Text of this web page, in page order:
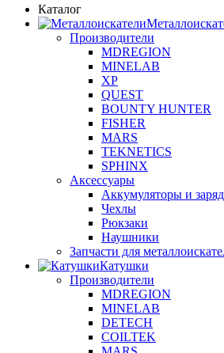
Каталог
Производители
MDREGION
MINELAB
XP
QUEST
BOUNTY HUNTER
FISHER
MARS
TEKNETICS
SPHINX
Аксессуары
Аккумуляторы и
Чехлы
Рюкзаки
Наушники
Запчасти для
Катушки
Производители
MDREGION
MINELAB
DETECH
COILTEK